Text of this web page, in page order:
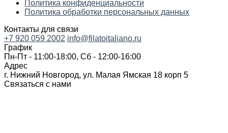
Политика конфиденциальности
Политика обработки персональных данных
Контакты для связи
+7 920 059 2002 info@filatoitaliano.ru
График
Пн-Пт - 11:00-18:00, Сб - 12:00-16:00
Адрес
г. Нижний Новгород, ул. Малая Ямская 18 корп 5
Связаться с нами